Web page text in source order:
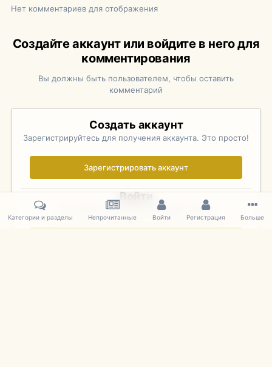
Нет комментариев для отображения
Создайте аккаунт или войдите в него для
комментирования
Вы должны быть пользователем, чтобы оставить
комментарий
Создать аккаунт
Зарегистрируйтесь для получения аккаунта. Это просто!
Зарегистрировать аккаунт
Войти
Уже зарегистрированы? Войдите здесь.
Категории и разделы Непрочитанные Войти Регистрация Больше